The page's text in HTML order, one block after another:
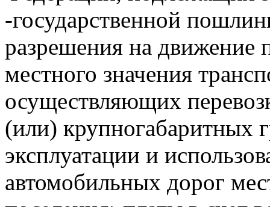
-государственной
разрешения на движение
местного значения
осуществляющих
(или) крупногабаритных
эксплуатации и
автомобильных дорог